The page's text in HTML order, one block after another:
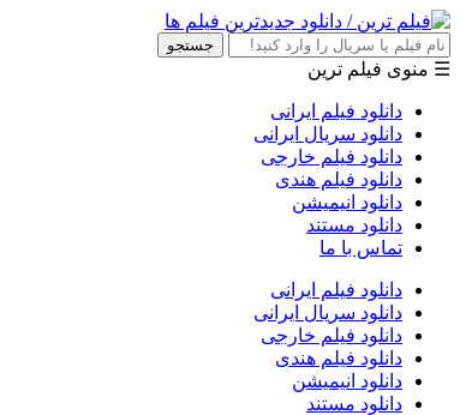
جستجو
☰ منوی فیلم ترین
دانلود فیلم ایرانی
دانلود سریال ایرانی
دانلود فیلم خارجی
دانلود فیلم هندی
دانلود انیمیشن
دانلود مستند
تماس با ما
دانلود فیلم ایرانی
دانلود سریال ایرانی
دانلود فیلم خارجی
دانلود فیلم هندی
دانلود انیمیشن
دانلود مستند